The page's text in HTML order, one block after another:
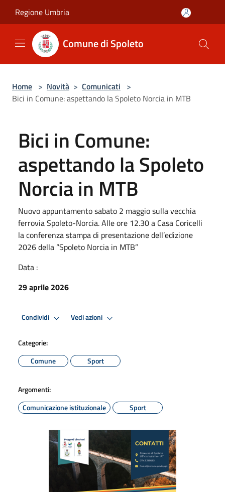
Regione Umbria
Comune di Spoleto
Home > Novità > Comunicati >
Bici in Comune: aspettando la Spoleto Norcia in MTB
Bici in Comune:
aspettando la Spoleto
Norcia in MTB
Nuovo appuntamento sabato 2 maggio sulla vecchia
ferrovia Spoleto-Norcia. Alle ore 12.30 a Casa Coricelli
la conferenza stampa di presentazione dell’edizione
2026 della “Spoleto Norcia in MTB”
Data :
29 aprile 2026
Condividi Vedi azioni
Categorie:
Comune
Sport
Argomenti:
Comunicazione istituzionale
Sport